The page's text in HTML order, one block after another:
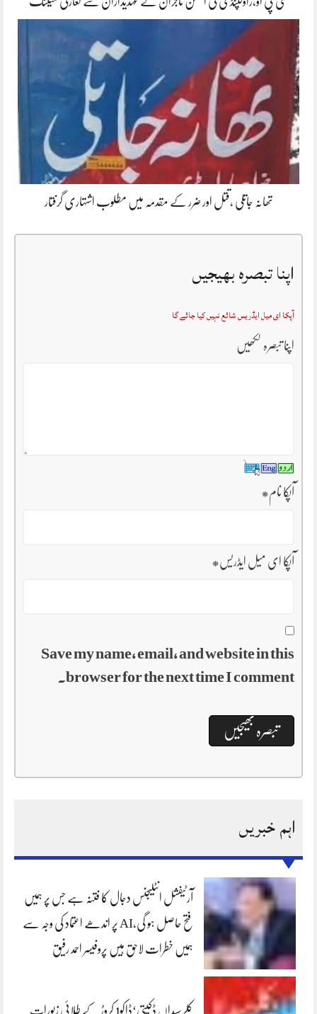
تھانہ جاتلی ،قتل اور ضرر کے مقدمہ میں مطلوب اشتہاری گرفتار
اپنا تبصرہ بھیجیں
آپکا ای میل ایڈریس شائع نہیں کیا جائے گا
اپنا تبصرہ لکھیں
آپکا نام*
آپکا ای میل ایڈریس*
Save my name, email, and website in this
browser for the next time I comment.
اہم خبریں
آرٹیفشل انٹلیجنس دجال کا فتنہ ہے جس پر ہمیں
فتح حاصل ہو گی،AI پر اندھے اعتماد کی وجہ سے
ہمیں خطرات لاحق ہیں پروفیسر احمد رفیق
کلرسیداں ڈکیتی‘ڈاکو1 کروڑ کے طلائی زیورات